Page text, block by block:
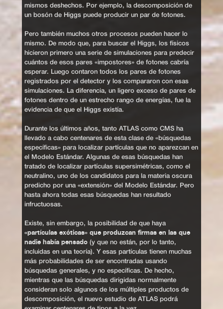
mismos deshechos. Por ejemplo, la descomposición de
un bosón de Higgs puede producir un par de fotones.
Pero también muchos otros procesos pueden hacer lo
mismo. De modo que, para buscar el Higgs, los físicos
hicieron primero una serie de simulaciones para predecir
cuántos de esos pares «impostores» de fotones cabría
esperar. Luego contaron todos los pares de fotones
registrados por el detector y los compararon con esas
simulaciones. La diferencia, un ligero exceso de pares de
fotones dentro de un estrecho rango de energías, fue la
evidencia de que el Higgs existía.
Durante los últimos años, tanto ATLAS como CMS ha
llevado a cabo centenares de esta clase de «búsquedas
específicas» para localizar partículas que no aparezcan en
el Modelo Estándar. Algunas de esas búsquedas han
tratado de localizar partículas supersimétricas, como el
neutralino, uno de los candidatos para la materia oscura
predicho por una «extensión» del Modelo Estándar. Pero
hasta ahora todas esas búsquedas han resultado
infructuosas.
Existe, sin embargo, la posibilidad de que haya
«partículas exóticas» que produzcan firmas en las que
nadie había pensado (y que no están, por lo tanto,
incluidas en una teoría). Y esas partículas tienen muchas
más probabilidades de ser encontradas usando
búsquedas generales, y no específicas. De hecho,
mientras que las búsquedas dirigidas normalmente
consideran solo algunos de los múltiples productos de
descomposición, el nuevo estudio de ATLAS podrá